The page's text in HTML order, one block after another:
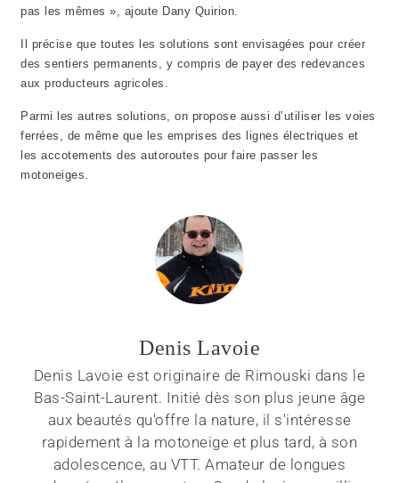
pas les mêmes », ajoute Dany Quirion.
Il précise que toutes les solutions sont envisagées pour créer
des sentiers permanents, y compris de payer des redevances
aux producteurs agricoles.
Parmi les autres solutions, on propose aussi d’utiliser les voies
ferrées, de même que les emprises des lignes électriques et
les accotements des autoroutes pour faire passer les
motoneiges.
Denis Lavoie
Denis Lavoie est originaire de Rimouski dans le
Bas-Saint-Laurent. Initié dès son plus jeune âge
aux beautés qu'offre la nature, il s'intéresse
rapidement à la motoneige et plus tard, à son
adolescence, au VTT. Amateur de longues